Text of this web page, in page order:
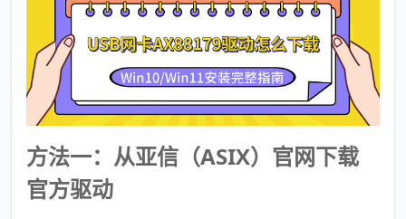
方法一：从亚信（ASIX）官网下载
官方驱动